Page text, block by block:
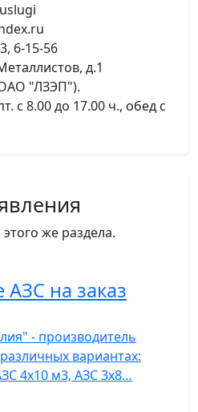
6-15-56
д.1
"ЛЗЭП").
с 8.00 до 17.00 ч., обед с
же раздела.
на заказ
- производитель
вариантах:
4х10 м3, АЗС 3х8…